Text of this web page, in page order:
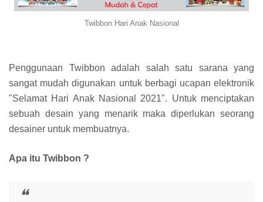
Twibbon Hari Anak Nasional
Penggunaan Twibbon adalah salah satu sarana yang
sangat mudah digunakan untuk berbagi ucapan elektronik
"Selamat Hari Anak Nasional 2021". Untuk menciptakan
sebuah desain yang menarik maka diperlukan seorang
desainer untuk membuatnya.
Apa itu Twibbon ?